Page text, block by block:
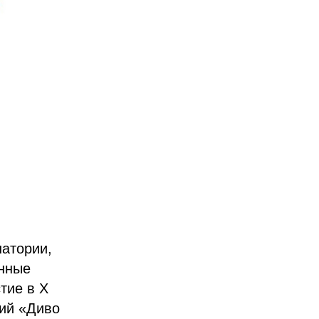
в X
«Диво